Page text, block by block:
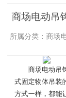
商场电动吊
所属分类：商场
商场电动吊钩
式固定物体吊装
方式一样，都能